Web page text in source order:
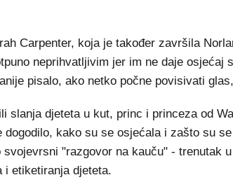
Carpenter, koja je također završila
neprihvatljivim jer im ne daje osjećaj
pisalo, ako netko počne povisivati
slanja djeteta u kut, princ i princeza od
kako su se osjećala i zašto su
"razgovor na kauču" - trenutak
i etiketiranja djeteta.